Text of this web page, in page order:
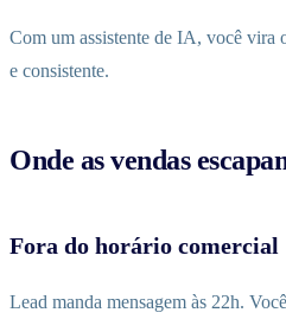
Com um assistente de IA, você vira
e consistente.
Onde as vendas
Fora do horário comercial
Lead manda mensagem às 22h.